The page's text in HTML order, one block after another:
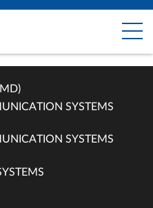
SYSTEMS
SYSTEMS